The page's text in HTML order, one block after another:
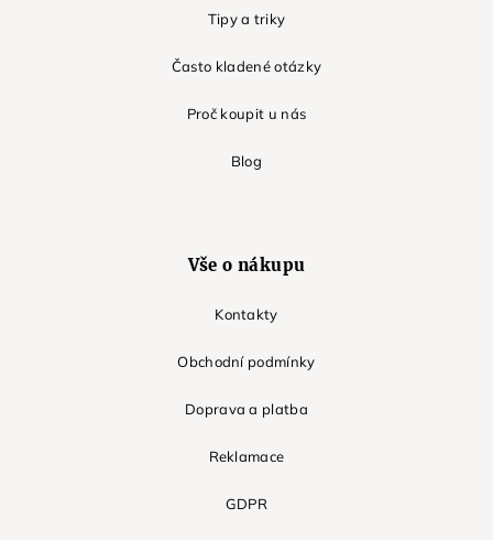
Tipy a triky
Často kladené otázky
Proč koupit u nás
Blog
Vše o nákupu
Kontakty
Obchodní podmínky
Doprava a platba
Reklamace
GDPR